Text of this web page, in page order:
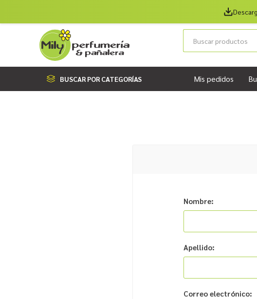
BUSCAR POR CATEGORÍAS Mis pedidos
Nombre:
Apellido:
Correo electrónico: